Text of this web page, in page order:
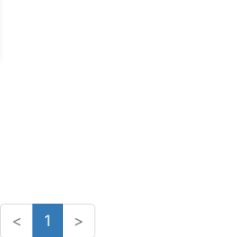
< 1 >